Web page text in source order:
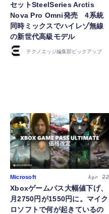
セットSteelSeries Arctis
Nova Pro Omni発売 4系統
同時ミックスでハイレゾ無線
の新世代高級モデル
テクノエッジ編集部ピックアップ
Microsoft Apr 22
Xboxゲームパス大幅値下げ、
月2750円が1550円に。マイク
ロソフトで何が起きているの